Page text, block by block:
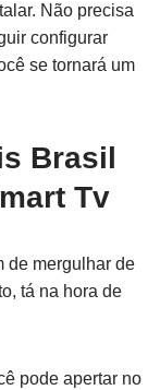
Não precisa
configurar
se tornará um
Brasil
Tv
de mergulhar de
tá na hora de
pode apertar no